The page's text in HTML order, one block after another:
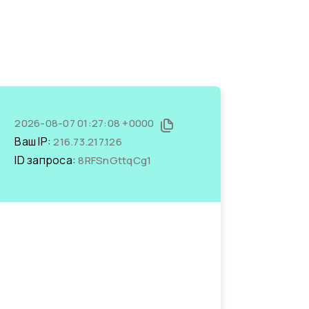
2026-08-07 01:27:08 +0000
Ваш IP:216.73.217.126
ID запроса:8RFSnGttqCg1